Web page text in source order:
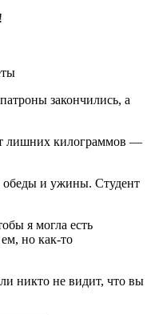
закончились, а
лишних килограммов —
обеды и ужины. Студент
я могла есть
но как-то
никто не видит, что вы